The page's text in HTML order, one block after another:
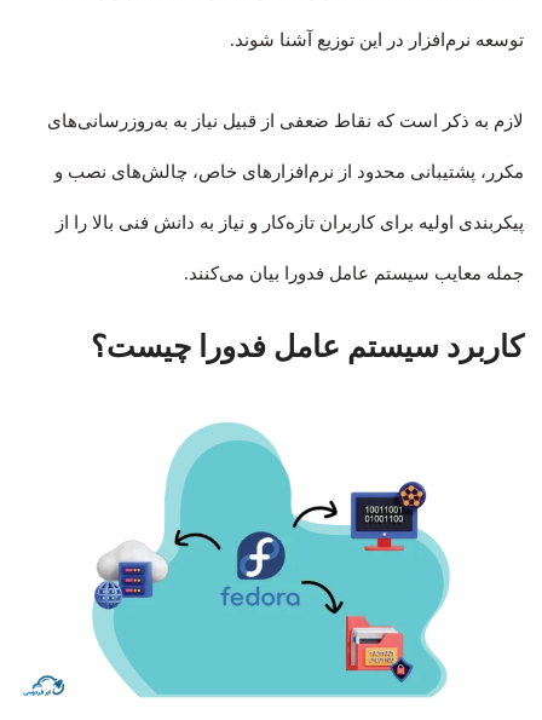
توسعه نرم‌افزار در این توزیع آشنا شوند.
لازم به ذکر است که نقاط ضعفی از قبیل نیاز به به‌روزرسانی‌های
مکرر، پشتیبانی محدود از نرم‌افزارهای خاص، چالش‌های نصب و
پیکربندی اولیه برای کاربران تازه‌کار و نیاز به دانش فنی بالا را از
جمله معایب سیستم عامل فدورا بیان می‌کنند.
کاربرد سیستم عامل فدورا چیست؟